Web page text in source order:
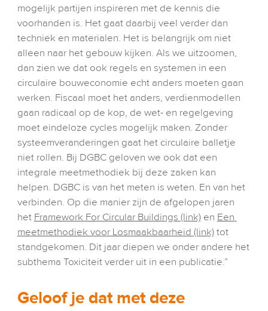
mogelijk partijen inspireren met de kennis die
voorhanden is. Het gaat daarbij veel verder dan
techniek en materialen. Het is belangrijk om niet
alleen naar het gebouw kijken. Als we uitzoomen,
dan zien we dat ook regels en systemen in een
circulaire bouweconomie echt anders moeten gaan
werken. Fiscaal moet het anders, verdienmodellen
gaan radicaal op de kop, de wet- en regelgeving
moet eindeloze cycles mogelijk maken. Zonder
systeemveranderingen gaat het circulaire balletje
niet rollen. Bij DGBC geloven we ook dat een
integrale meetmethodiek bij deze zaken kan
helpen. DGBC is van het meten is weten. En van het
verbinden. Op die manier zijn de afgelopen jaren
het Framework For Circular Buildings (link) en Een
meetmethodiek voor Losmaakbaarheid (link) tot
standgekomen. Dit jaar diepen we onder andere het
subthema Toxiciteit verder uit in een publicatie.”
Geloof je dat met deze